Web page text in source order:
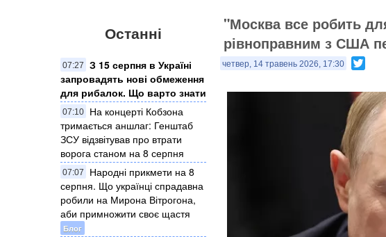
Останні
07:27
З 15 серпня в Україні
запровадять нові обмеження
для рибалок. Що варто знати
07:10
На концерті Кобзона
тримається аншлаг: Генштаб
ЗСУ відзвітував про втрати
ворога станом на 8 серпня
07:07
Народні прикмети на 8
серпня. Що українці спрадавна
робили на Мирона Вітрогона,
аби примножити своє щастя
Блог
"Москва все робить
рівноправним з США
четвер, 14 травень 2026, 17:30